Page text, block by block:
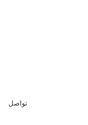
تواصل